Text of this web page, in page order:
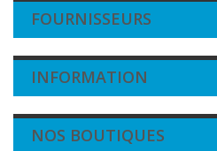
FOURNISSEURS
INFORMATION
NOS BOUTIQUES